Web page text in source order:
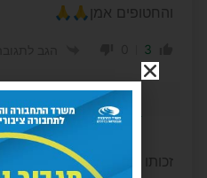
והחטופים אמן🙏🙏
3
עמרם
זכותו תגן עלינו אמן